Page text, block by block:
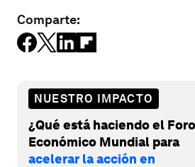
Comparte:
NUESTRO IMPACTO
¿Qué está haciendo el Foro
Económico Mundial para
acelerar la acción en